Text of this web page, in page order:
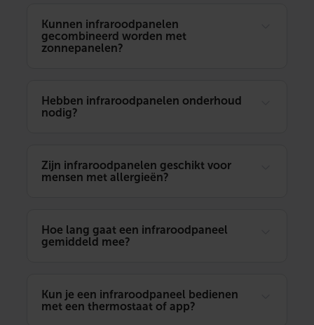
Kunnen infraroodpanelen
gecombineerd worden met
zonnepanelen?
Hebben infraroodpanelen onderhoud
nodig?
Zijn infraroodpanelen geschikt voor
mensen met allergieën?
Hoe lang gaat een infraroodpaneel
gemiddeld mee?
Kun je een infraroodpaneel bedienen
met een thermostaat of app?